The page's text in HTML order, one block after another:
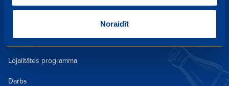
Noraidīt
Receptes
Lojalitātes programma
Darbs